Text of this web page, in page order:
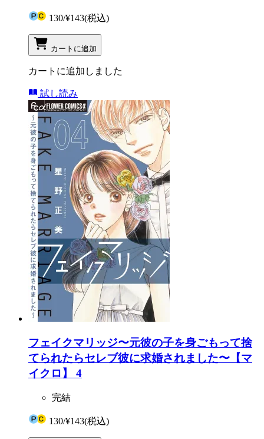
130/¥143(税込)
カートに追加
カートに追加しました
試し読み
フェイクマリッジ〜元彼の子を身ごもって捨
てられたらセレブ彼に求婚されました〜【マ
イクロ】 4
完結
130/¥143(税込)